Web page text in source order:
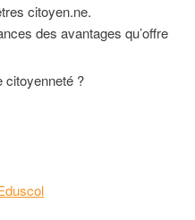
citoyen.ne.
des avantages qu’offre
citoyenneté ?